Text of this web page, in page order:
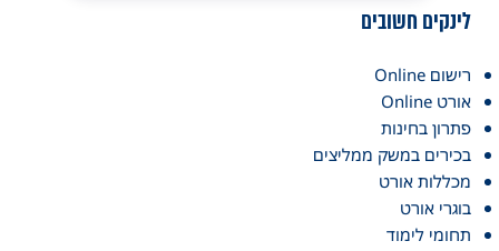
לינקים חשובים
רישום Online
אורט Online
פתרון בחינות
בכירים במשק ממליצים
מכללות אורט
בוגרי אורט
תחומי לימוד